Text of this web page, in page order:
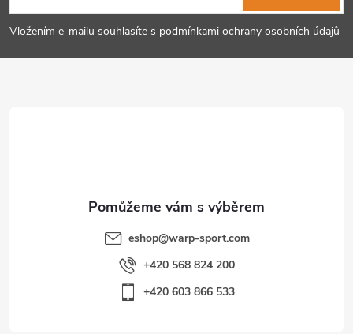
p
a
Vložením e-mailu souhlasíte s podmínkami ochrany osobních údajů
eshop@warp-sport.com
+420 568 824 200
+420 603 866 533